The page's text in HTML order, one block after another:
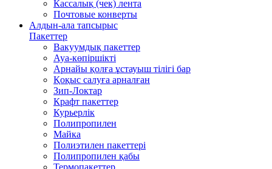
Кассалық (чек) лента
Почтовые конверты
Алдын-ала тапсырыс
Пакеттер
Вакуумдық пакеттер
Ауа-көпіршікті
Арнайы қолға ұстауыш тілігі бар
Қоқыс салуға арналған
Зип-Локтар
Крафт пакеттер
Курьерлік
Полипропилен
Майка
Полиэтилен пакеттері
Полипропилен қабы
Термопакеттер